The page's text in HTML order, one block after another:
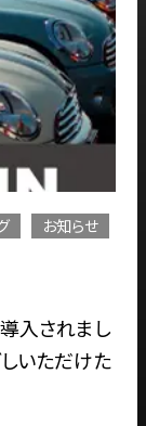
お知らせ
されまし
ただけた